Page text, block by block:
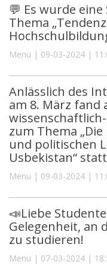
💬 Es wurde
Thema
Menu | 09-03-2024 |
Anlässlich des
am 8. März fand
zum Thema
und politischen
Usbekistan“
Menu | 09-03-2024 |
📣Liebe
Gelegenheit, an
zu studieren!
Menu | 07-03-2024 |